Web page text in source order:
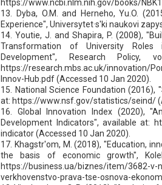
https://www.ncbi.nlm.nih.gov/books/
13. Dyba, O.M. and Herneho, Yu.O.
Experience", Universytet·s'ki naukovi
14. Youtie, J. and Shapira, P. (2008),
Transformation of University Roles
Development", Research
https://research.mbs.ac.uk/innovation/
Innov-Hub.pdf (Accessed 10 Jan 2020).
15. National Science Foundation (2016),
at: https://www.nsf.gov/statistics/seind/
16. Global Innovation Index (2020),
Development Indicators", available at:
indicator (Accessed 10 Jan 2020).
17. Khagstr'om, M. (2018), "Education,
the basis of economic growth",
https://business.ua/biznes/item/3682-v-
verkhovenstvo-prava-tse-osnova-